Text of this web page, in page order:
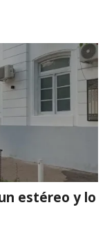
estéreo y lo